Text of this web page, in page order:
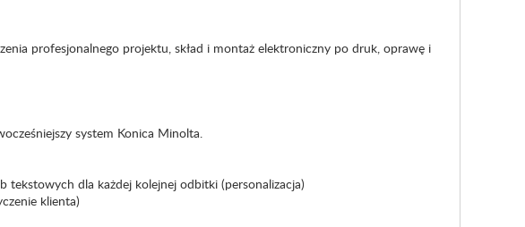
profesjonalnego projektu, skład i montaż elektroniczny po druk, oprawę i
system Konica Minolta.
dla każdej kolejnej odbitki (personalizacja)
klienta)